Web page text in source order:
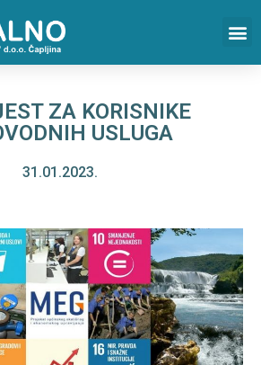
ZA KORISNIKE
USLUGA
31.01.2023.